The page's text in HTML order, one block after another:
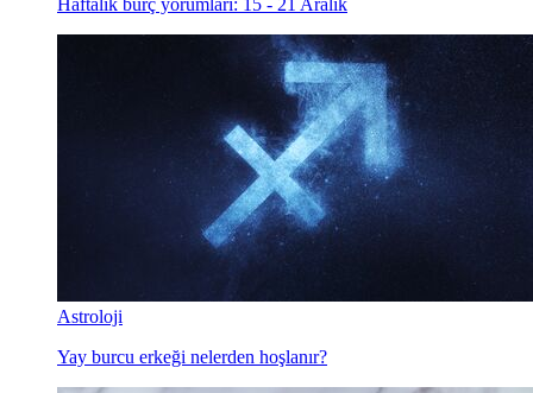
Haftalık burç yorumları: 15 - 21 Aralık
Astroloji
Yay burcu erkeği nelerden hoşlanır?